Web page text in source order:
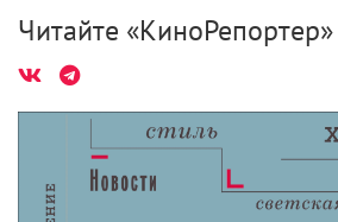
Читать также:
Другие победители Канн,
YouTube бесплатно
Если вы нашли ошибку, пожалуйста,
нажмите